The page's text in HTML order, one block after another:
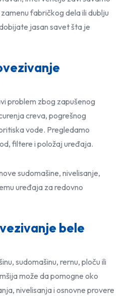
fabričkog dela ili dublju
jasan savet šta je
problem zbog zapušenog
creva, pogrešnog
vode. Pregledamo
filtere i položaj uređaja.
sudomašine, nivelisanje,
uređaja za redovno
bele
sudomašinu, rernu, ploču ili
može da pomogne oko
nivelisanja i osnovne provere